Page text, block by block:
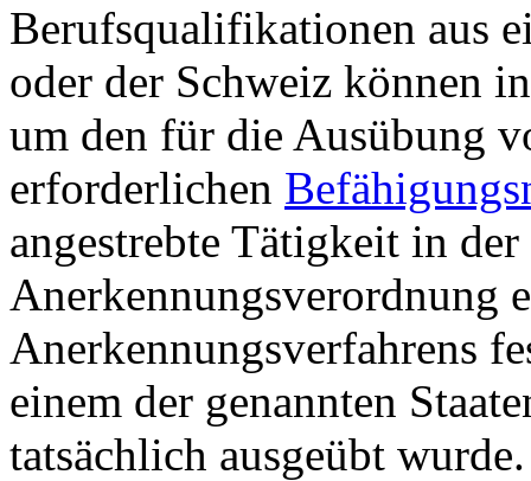
Berufsqualifikationen aus
oder der Schweiz können
um den für die Ausübung
erforderlichen
angestrebte Tätigkeit in der
Anerkennungsverordnung
Anerkennungsverfahrens
einem der genannten
tatsächlich ausgeübt wurde.